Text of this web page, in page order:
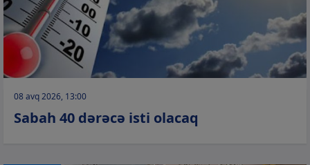
08 avq 2026, 13:00
Sabah 40 dərəcə isti olacaq